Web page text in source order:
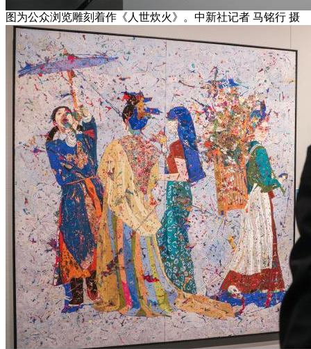
图为公众浏览雕刻着作《人世炊火》。中新社记者 马铭行 摄